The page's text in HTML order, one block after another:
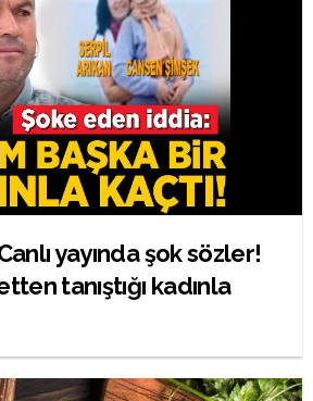
yayında şok sözler!
tanıştığı kadınla